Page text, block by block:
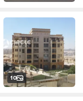
10